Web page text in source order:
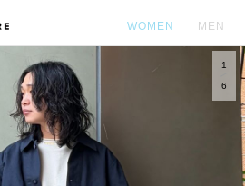
WOMEN MEN
1
6